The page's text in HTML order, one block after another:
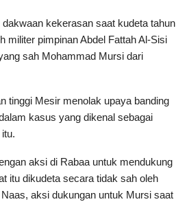
kekerasan saat kudeta tahun
militer pimpinan Abdel Fattah Al-Sisi
sah Mohammad Mursi dari
tinggi Mesir menolak upaya banding
kasus yang dikenal sebagai
aksi di Rabaa untuk mendukung
itu dikudeta secara tidak sah oleh
aksi dukungan untuk Mursi saat